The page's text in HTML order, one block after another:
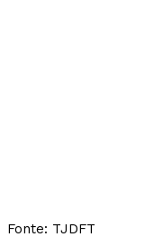
Fonte: TJDFT